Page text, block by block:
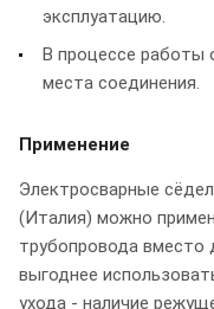
эксплуатацию.
В процессе работы
места соединения.
Применение
Электросварные
(Италия) можно
трубопровода вместо
выгоднее
ухода - наличие